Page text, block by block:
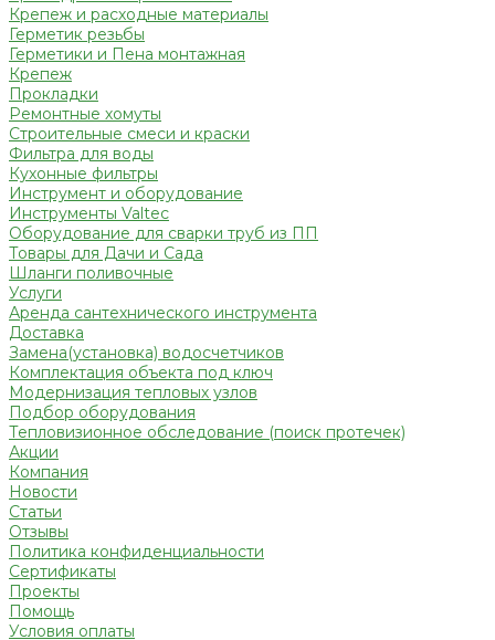
Крепеж и расходные материалы
Герметик резьбы
Герметики и Пена монтажная
Крепеж
Прокладки
Ремонтные хомуты
Строительные смеси и краски
Фильтра для воды
Кухонные фильтры
Инструмент и оборудование
Инструменты Valtec
Оборудование для сварки труб из ПП
Товары для Дачи и Сада
Шланги поливочные
Услуги
Аренда сантехнического инструмента
Доставка
Замена(установка) водосчетчиков
Комплектация объекта под ключ
Модернизация тепловых узлов
Подбор оборудования
Тепловизионное обследование (поиск протечек)
Акции
Компания
Новости
Статьи
Отзывы
Политика конфиденциальности
Сертификаты
Проекты
Помощь
Условия оплаты